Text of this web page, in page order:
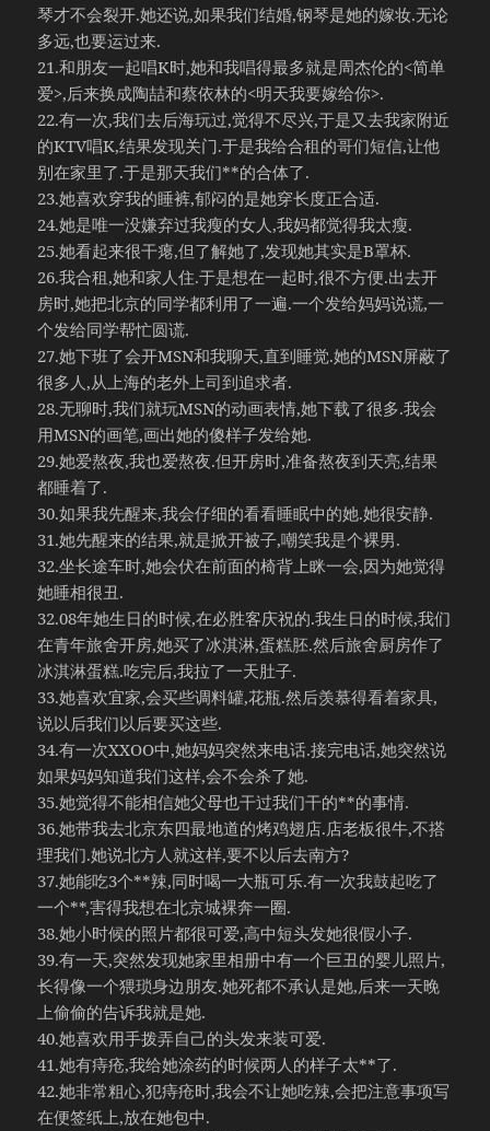
琴才不会裂开.她还说,如果我们结婚,钢琴是她的嫁妆.无论
多远,也要运过来.
21.和朋友一起唱K时,她和我唱得最多就是周杰伦的<简单
爱>,后来换成陶喆和蔡依林的<明天我要嫁给你>.
22.有一次,我们去后海玩过,觉得不尽兴,于是又去我家附近
的KTV唱K,结果发现关门.于是我给合租的哥们短信,让他
别在家里了.于是那天我们**的合体了.
23.她喜欢穿我的睡裤,郁闷的是她穿长度正合适.
24.她是唯一没嫌弃过我瘦的女人,我妈都觉得我太瘦.
25.她看起来很干瘪,但了解她了,发现她其实是B罩杯.
26.我合租,她和家人住.于是想在一起时,很不方便.出去开
房时,她把北京的同学都利用了一遍.一个发给妈妈说谎,一
个发给同学帮忙圆谎.
27.她下班了会开MSN和我聊天,直到睡觉.她的MSN屏蔽了
很多人,从上海的老外上司到追求者.
28.无聊时,我们就玩MSN的动画表情,她下载了很多.我会
用MSN的画笔,画出她的傻样子发给她.
29.她爱熬夜,我也爱熬夜.但开房时,准备熬夜到天亮,结果
都睡着了.
30.如果我先醒来,我会仔细的看看睡眠中的她.她很安静.
31.她先醒来的结果,就是掀开被子,嘲笑我是个裸男.
32.坐长途车时,她会伏在前面的椅背上眯一会,因为她觉得
她睡相很丑.
32.08年她生日的时候,在必胜客庆祝的.我生日的时候,我们
在青年旅舍开房,她买了冰淇淋,蛋糕胚.然后旅舍厨房作了
冰淇淋蛋糕.吃完后,我拉了一天肚子.
33.她喜欢宜家,会买些调料罐,花瓶.然后羡慕得看着家具,
说以后我们以后要买这些.
34.有一次XXOO中,她妈妈突然来电话.接完电话,她突然说
如果妈妈知道我们这样,会不会杀了她.
35.她觉得不能相信她父母也干过我们干的**的事情.
36.她带我去北京东四最地道的烤鸡翅店.店老板很牛,不搭
理我们.她说北方人就这样,要不以后去南方?
37.她能吃3个**辣,同时喝一大瓶可乐.有一次我鼓起吃了
一个**,害得我想在北京城裸奔一圈.
38.她小时候的照片都很可爱,高中短头发她很假小子.
39.有一天,突然发现她家里相册中有一个巨丑的婴儿照片,
长得像一个猥琐身边朋友.她死都不承认是她,后来一天晚
上偷偷的告诉我就是她.
40.她喜欢用手拨弄自己的头发来装可爱.
41.她有痔疮,我给她涂药的时候两人的样子太**了.
42.她非常粗心,犯痔疮时,我会不让她吃辣,会把注意事项写
在便签纸上,放在她包中.